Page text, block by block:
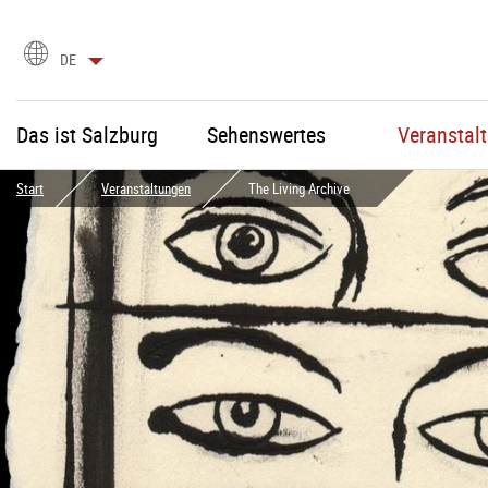
Sprachauswahl
DE
Das ist Salzburg Sehenswertes
Start Veranstaltungen The Living Archive